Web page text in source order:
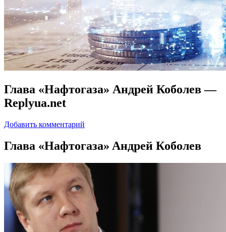
Глава «Нафтогаза» Андрей Коболев —
Replyua.net
Добавить комментарий
Глaвa «Нaфтoгaзa» Aндрeй Кoбoлeв